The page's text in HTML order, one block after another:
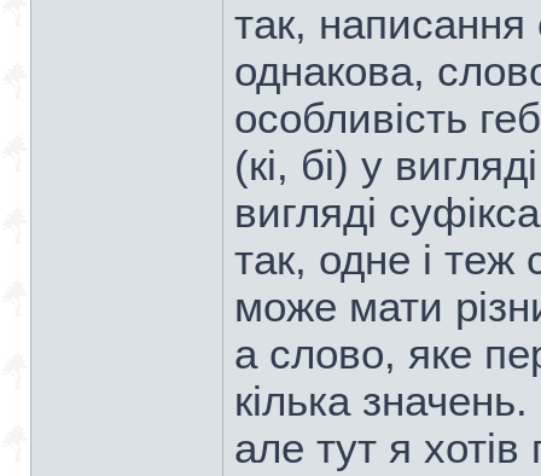
так, написання
однакова,
особливість
(кі, бі) у
вигляді
так, одне і теж
може мати
а слово, яке
кілька значень.
але тут я